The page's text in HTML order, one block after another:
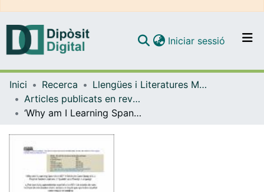
Navega per tot el DD
Iniciar sessió (current)
Inici Recerca
Llengües i Literatures Modernes i Estudis Anglesos
Articles publicats en revistes (Llengües i Literatures Modernes i Estudis Anglesos)
‘Why am I Learning Spanish at 65?’ A Multiple Case Study of L1 English Senior Learners of Spanish as a Foreign Language.